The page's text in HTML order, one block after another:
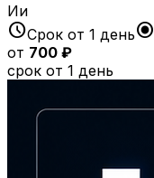
Ии
scheduleСрок от 1 деньradio_button_checked
от 700 ₽
срок от 1 день